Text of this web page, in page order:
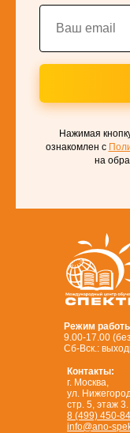
Нажимая
ознакомлен с
на
Режим
9.00-17.00
Сб-Вск.:
Контакты:
г. Москва,
ул.
стр. 5, этаж 3.
8 (499) 450-
info@ano-